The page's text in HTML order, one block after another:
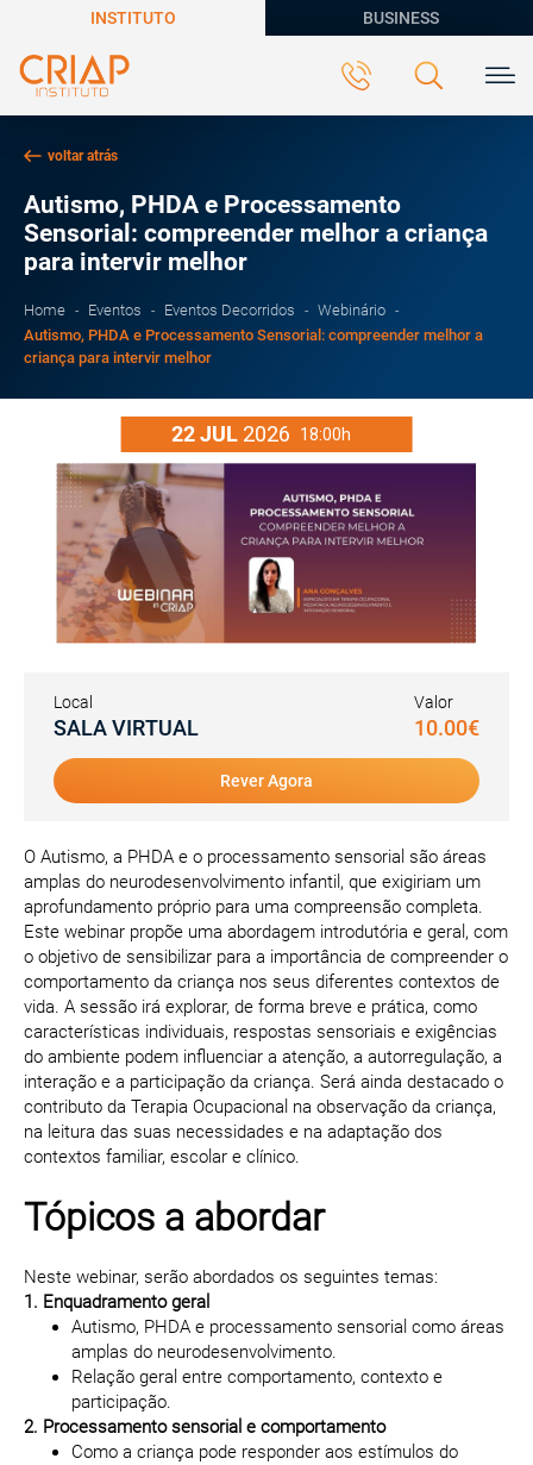
INSTITUTO BUSINESS
voltar atrás
Autismo, PHDA e Processamento
Sensorial: compreender melhor a criança
para intervir melhor
Home Eventos Eventos Decorridos
Webinário
Autismo, PHDA e Processamento Sensorial: compreender melhor a
criança para intervir melhor
22JUL 2026 18:00h
Local
SALA VIRTUAL
Valor
10.00€
Rever Agora
O Autismo, a PHDA e o processamento sensorial são áreas
amplas do neurodesenvolvimento infantil, que exigiriam um
aprofundamento próprio para uma compreensão completa.
Este webinar propõe uma abordagem introdutória e geral, com
o objetivo de sensibilizar para a importância de compreender o
comportamento da criança nos seus diferentes contextos de
vida. A sessão irá explorar, de forma breve e prática, como
características individuais, respostas sensoriais e exigências
do ambiente podem influenciar a atenção, a autorregulação, a
interação e a participação da criança. Será ainda destacado o
contributo da Terapia Ocupacional na observação da criança,
na leitura das suas necessidades e na adaptação dos
contextos familiar, escolar e clínico.
Tópicos a abordar
Neste webinar, serão abordados os seguintes temas:
1. Enquadramento geral
Autismo, PHDA e processamento sensorial como áreas
amplas do neurodesenvolvimento.
Relação geral entre comportamento, contexto e
participação.
2. Processamento sensorial e comportamento
Como a criança pode responder aos estímulos do